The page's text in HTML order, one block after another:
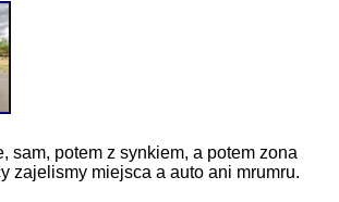
sam, potem z synkiem, a potem zona
zajelismy miejsca a auto ani mrumru.